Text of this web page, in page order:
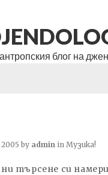
блог на
by admin in Музика!
търсене си